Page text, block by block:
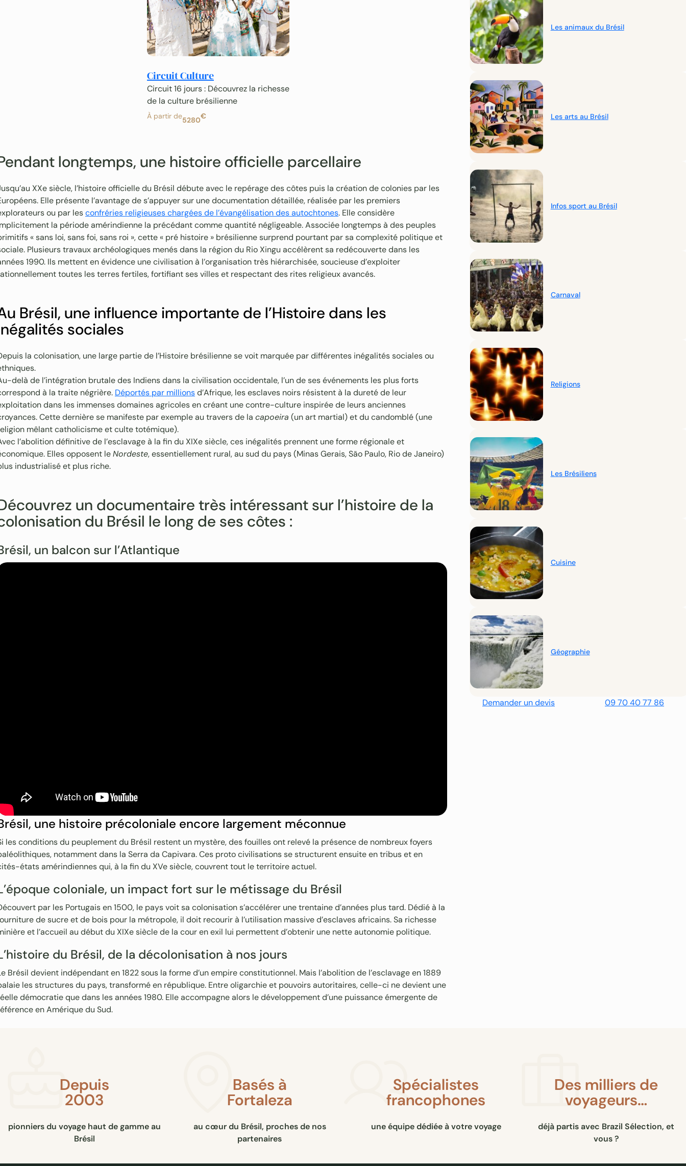
Circuit Culture
Circuit 16 jours : Découvrez la richesse
de la culture brésilienne
À partir de5280€
longtemps, une histoire officielle parcellaire
XXe siècle, l’histoire officielle du Brésil débute avec le repérage des côtes puis la création de colonies par les
Elle présente l’avantage de s’appuyer sur une documentation détaillée, réalisée par les premiers
ou par lesconfréries religieuses chargées de l’évangélisation des autochtones. Elle considère
la période amérindienne la précédant comme quantité négligeable. Associée longtemps à des peuples
« sans loi, sans foi, sans roi », cette « pré histoire » brésilienne surprend pourtant par sa complexité politique et
Plusieurs travaux archéologiques menés dans la région du Rio Xingu accélèrent sa redécouverte dans les
1990. Ils mettent en évidence une civilisation à l’organisation très hiérarchisée, soucieuse d’exploiter
toutes les terres fertiles, fortifiant ses villes et respectant des rites religieux avancés.
Brésil, une influence importante de l’Histoire dans les
sociales
la colonisation, une large partie de l’Histoire brésilienne se voit marquée par différentes inégalités sociales ou
delà de l’intégration brutale des Indiens dans la civilisation occidentale, l’un de ses événements les plus forts
à la traite négrière. Déportés par millionsd’Afrique, les esclaves noirs résistent à la dureté de leur
dans les immenses domaines agricoles en créant une contre-culture inspirée de leurs anciennes
Cette dernière se manifeste par exemple au travers de la capoeira (un art martial) et du candomblé (une
mêlant catholicisme et culte totémique).
l’abolition définitive de l’esclavage à la fin du XIXe siècle, ces inégalités prennent une forme régionale et
Elles opposent leNordeste, essentiellement rural, au sud du pays (Minas Gerais, São Paulo, Rio de Janeiro)
industrialisé et plus riche.
un documentaire très intéressant sur l’histoire de la
du Brésil le long de ses côtes :
un balcon sur l’Atlantique
une histoire précoloniale encore largement méconnue
les conditions du peuplement du Brésil restent un mystère, des fouilles ont relevé la présence de nombreux foyers
notamment dans la Serra da Capivara. Ces proto civilisations se structurent ensuite en tribus et en
états amérindiennes qui, à la fin du XVe siècle, couvrent tout le territoire actuel.
coloniale, un impact fort sur le métissage du Brésil
par les Portugais en 1500, le pays voit sa colonisation s’accélérer une trentaine d’années plus tard. Dédié à la
de sucre et de bois pour la métropole, il doit recourir à l’utilisation massive d’esclaves africains. Sa richesse
et l’accueil au début du XIXe siècle de la cour en exil lui permettent d’obtenir une nette autonomie politique.
du Brésil, de la décolonisation à nos jours
Brésil devient indépendant en 1822 sous la forme d’un empire constitutionnel. Mais l’abolition de l’esclavage en 1889
les structures du pays, transformé en république. Entre oligarchie et pouvoirs autoritaires, celle-ci ne devient une
démocratie que dans les années 1980. Elle accompagne alors le développement d’une puissance émergente de
en Amérique du Sud.
Les animaux du Brésil
Les arts au Brésil
Infos sport au Brésil
Carnaval
Religions
Les Brésiliens
Cuisine
Géographie
Demander un devis 09 70 40 77 86
Depuis
2003
pionniers du voyage haut de gamme au
Brésil
Basés à
Fortaleza
au cœur du Brésil, proches de nos
partenaires
Spécialistes
francophones
une équipe dédiée à votre voyage
Des milliers de
voyageurs…
déjà partis avec Brazil Sélection, et
vous ?